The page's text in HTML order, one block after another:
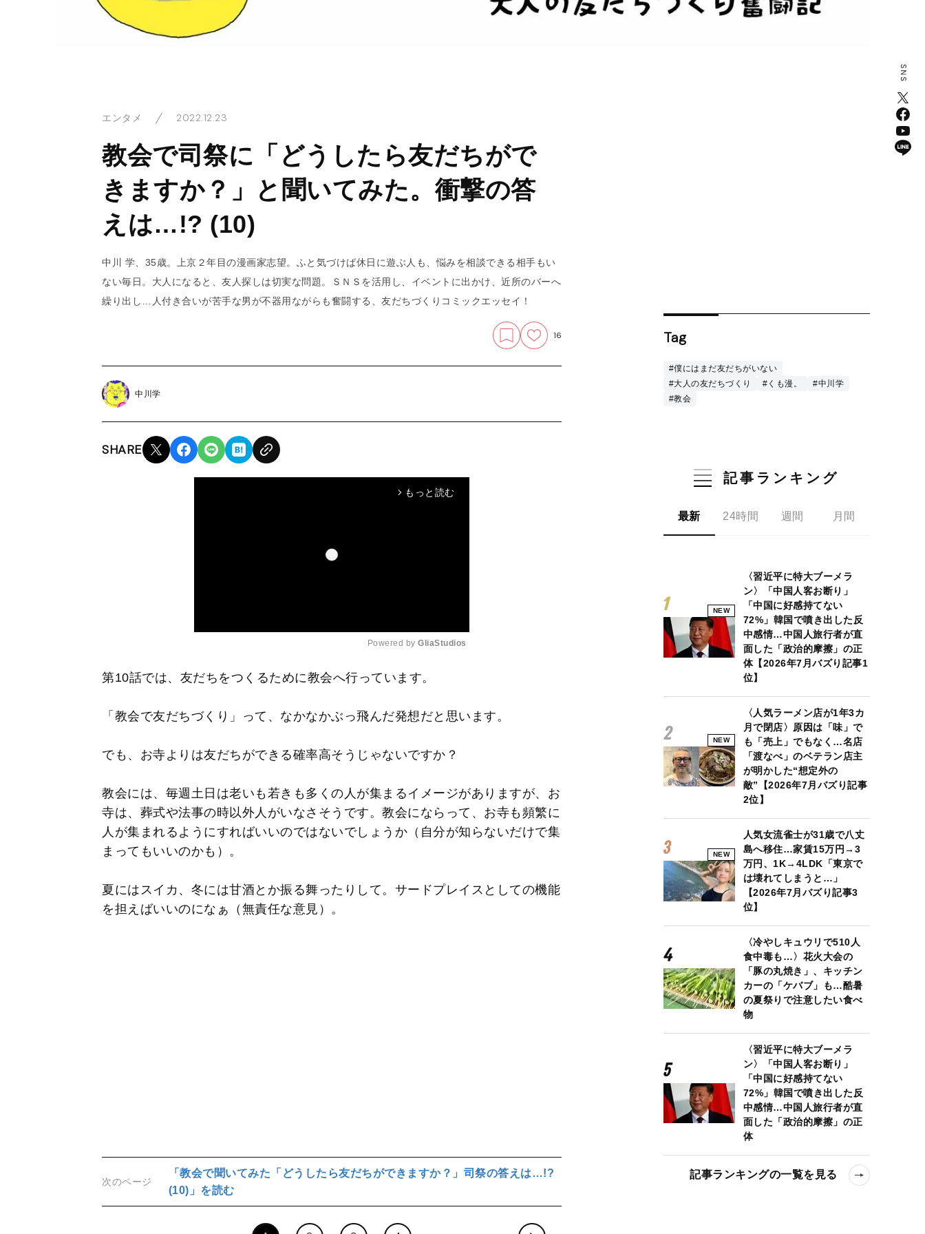
エンタメ 2022.12.23
教会で司祭に「どうしたら友だちがで
きますか？」と聞いてみた。衝撃の答
えは…!? (10)
中川 学、35歳。上京２年目の漫画家志望。ふと気づけば休日に遊ぶ人も、悩みを相談できる相手もい
ない毎日。大人になると、友人探しは切実な問題。ＳＮＳを活用し、イベントに出かけ、近所のバーへ
繰り出し…人付き合いが苦手な男が不器用ながらも奮闘する、友だちづくりコミックエッセイ！
16
中川学
SHARE
arrow_forward_ios もっと読む
M
t
Powered by GliaStudios
第10話では、友だちをつくるために教会へ行っています。
「教会で友だちづくり」って、なかなかぶっ飛んだ発想だと思います。
でも、お寺よりは友だちができる確率高そうじゃないですか？
教会には、毎週土日は老いも若きも多くの人が集まるイメージがありますが、お
寺は、葬式や法事の時以外人がいなさそうです。教会にならって、お寺も頻繁に
人が集まれるようにすればいいのではないでしょうか（自分が知らないだけで集
まってもいいのかも）。
夏にはスイカ、冬には甘酒とか振る舞ったりして。サードプレイスとしての機能
を担えばいいのになぁ（無責任な意見）。
次のページ
「教会で聞いてみた「どうしたら友だちができますか？」司祭の答えは…!?
(10)」を読む
Tag
#僕にはまだ友だちがいない
#大人の友だちづくり
#くも漫。
#中川学
#教会
記事ランキング
最新 24時間 週間 月間
NEW
〈習近平に特大ブーメラ
ン〉「中国人客お断り」
「中国に好感持てない
72%」韓国で噴き出した反
中感情…中国人旅行者が直
面した「政治的摩擦」の正
体【2026年7月バズり記事1
位】
NEW
〈人気ラーメン店が1年3カ
月で閉店〉原因は「味」で
も「売上」でもなく…名店
「渡なべ」のベテラン店主
が明かした“想定外の
敵”【2026年7月バズり記事
2位】
NEW
人気女流雀士が31歳で八丈
島へ移住…家賃15万円→3
万円、1K→4LDK「東京で
は壊れてしまうと…」
【2026年7月バズり記事3
位】
〈冷やしキュウリで510人
食中毒も…〉花火大会の
「豚の丸焼き」、キッチン
カーの「ケバブ」も…酷暑
の夏祭りで注意したい食べ
物
〈習近平に特大ブーメラ
ン〉「中国人客お断り」
「中国に好感持てない
72%」韓国で噴き出した反
中感情…中国人旅行者が直
面した「政治的摩擦」の正
体
記事ランキングの一覧を見る